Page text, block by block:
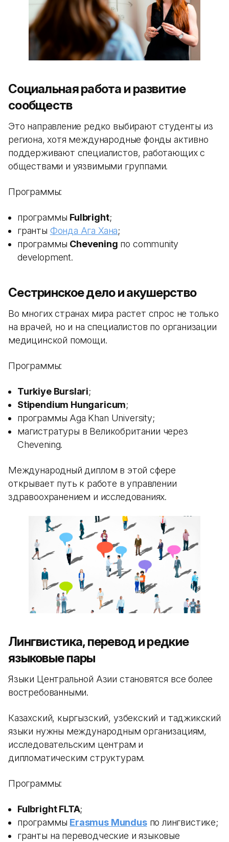
Социальная работа и развитие
сообществ
Это направление редко выбирают студенты из
региона, хотя международные фонды активно
поддерживают специалистов, работающих с
обществами и уязвимыми группами.
Программы:
программы Fulbright;
гранты Фонда Ага Хана;
программы Chevening по community
development.
Сестринское дело и акушерство
Во многих странах мира растет спрос не только
на врачей, но и на специалистов по организации
медицинской помощи.
Программы:
Turkiye Burslari;
Stipendium Hungaricum;
программы Aga Khan University;
магистратуры в Великобритании через
Chevening.
Международный диплом в этой сфере
открывает путь к работе в управлении
здравоохранением и исследованиях.
Лингвистика, перевод и редкие
языковые пары
Языки Центральной Азии становятся все более
востребованными.
Казахский, кыргызский, узбекский и таджикский
языки нужны международным организациям,
исследовательским центрам и
дипломатическим структурам.
Программы:
Fulbright FLTA;
программы Erasmus Mundusпо лингвистике;
гранты на переводческие и языковые